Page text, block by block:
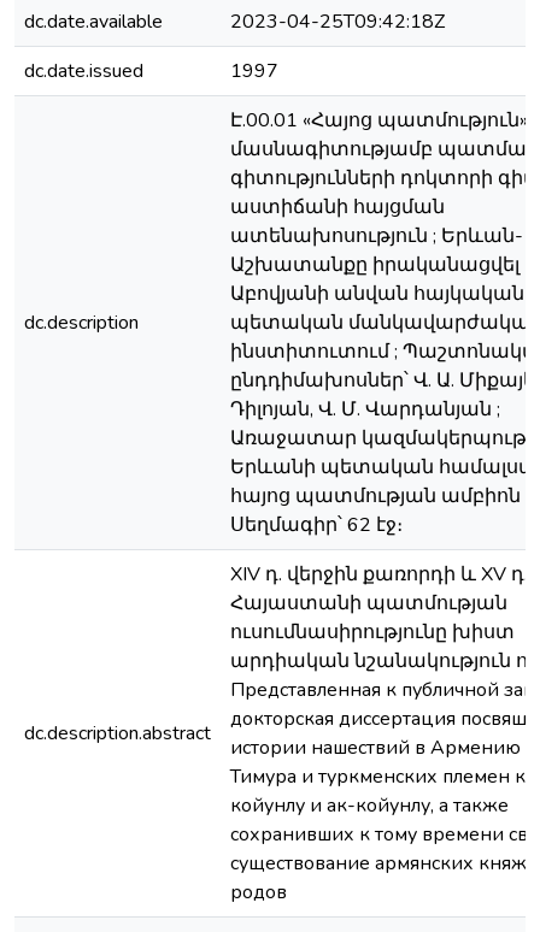
dc.date.available
2023-04-25T09:42:18Z
dc.date.issued
1997
dc.description
Է.00.01 «Հայոց պատմություն»
մասնագիտությամբ
գիտությունների դոկտորի
աստիճանի հայցման
ատենախոսություն ; Երևան-
Աշխատանքը իրականացվել է
Աբովյանի անվան հայկական
պետական
ինստիտուտում ;
ընդդիմախոսներ՝ Վ. Ա.
Դիլոյան, Վ. Մ. Վարդանյան ;
Առաջատար
Երևանի պետական
հայոց պատմության ամբիոն ;
Սեղմագիր՝ 62 էջ։
dc.description.abstract
XIV դ. վերջին քառորդի և XV դ.
Հայաստանի պատմության
ուսումնասիրությունը խիստ
արդիական նշանակություն
Представленная к публичной
докторская диссертация
истории нашествий в Армению
Тимура и туркменских племен
койунлу и ак-койунлу, a также
сохранивших к тому времени
существование армянских
родов